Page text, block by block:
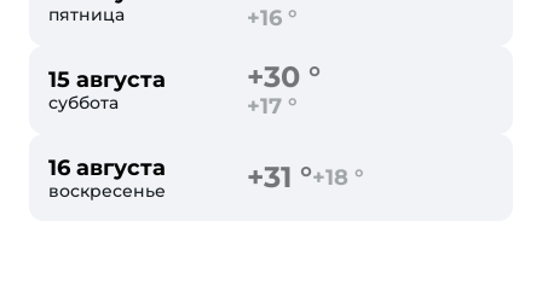
пятница +16 °
15 августа
суббота
+30 °
+17 °
16 августа
воскресенье +31 °+18 °